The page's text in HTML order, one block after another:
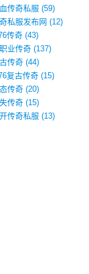
传奇私服 (59)
私服发布网 (12)
传奇 (43)
业传奇 (137)
传奇 (44)
复古传奇 (15)
传奇 (20)
传奇 (15)
传奇私服 (13)